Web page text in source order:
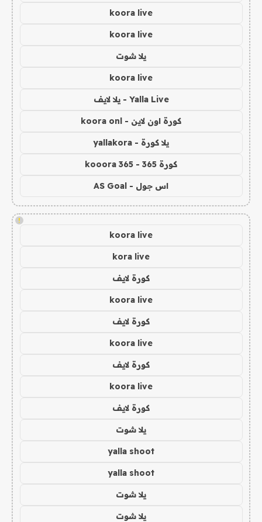
koora live
koora live
يلا شوت
koora live
Yalla Live - يلا لايف
كورة اون لاين - koora onl
يلا كورة - yallakora
كورة 365 - kooora 365
اس جول - AS Goal
!
koora live
kora live
كورة لايف
koora live
كورة لايف
koora live
كورة لايف
koora live
كورة لايف
يلا شوت
yalla shoot
yalla shoot
يلا شوت
يلا شوت